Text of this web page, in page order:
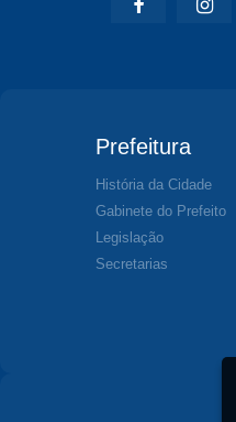
Prefeitura
História da Cidade
Gabinete do Prefeito
Legislação
Secretarias